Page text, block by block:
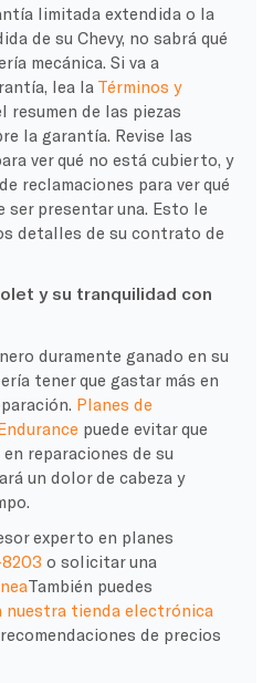
limitada extendida o la
de su Chevy, no sabrá qué
mecánica. Si va a
lea la Términos y
resumen de las piezas
la garantía. Revise las
ver qué no está cubierto, y
reclamaciones para ver qué
ser presentar una. Esto le
detalles de su contrato de
y su tranquilidad con
duramente ganado en su
tener que gastar más en
Planes de
puede evitar que
reparaciones de su
un dolor de cabeza y
experto en planes
o solicitar una
También puedes
nuestra tienda electrónica
de precios